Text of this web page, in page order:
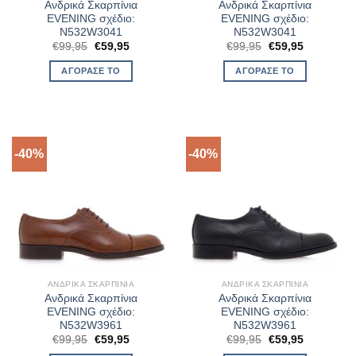
Ανδρικά Σκαρπίνια
EVENING σχέδιο:
N532W3041
€99,95 Original
was:
€99,95.
€59,95Η
ΑΓΌΡΑΣΈ ΤΟ
Ανδρικά Σκαρπίνια
EVENING σχέδιο:
N532W3041
€99,95 Original
was:
€99,95.
€59,95Η
ΑΓΌΡΑΣΈ ΤΟ
-40%
ΑΝΔΡΙΚΆ ΣΚΑΡΠΊΝΙΑ
Ανδρικά Σκαρπίνια
EVENING σχέδιο:
N532W3961
€99,95 Original
€59,95Η
-40%
ΑΝΔΡΙΚΆ ΣΚΑΡΠΊΝΙΑ
Ανδρικά Σκαρπίνια
EVENING σχέδιο:
N532W3961
€99,95 Original
€59,95Η